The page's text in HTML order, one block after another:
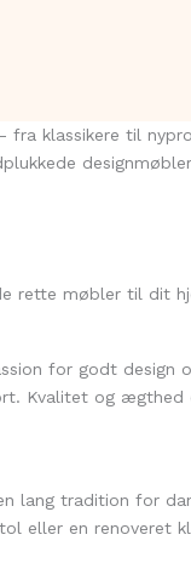
fra klassikere til
rette møbler til dit
for godt
Kvalitet og ægthed
lang tradition for
eller en renoveret